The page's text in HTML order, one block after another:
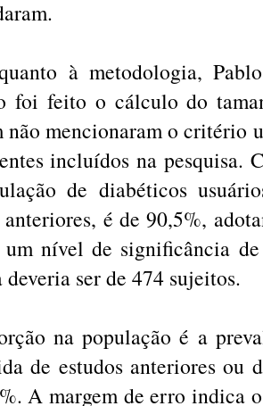
à metodologia,
foi feito o cálculo do
não mencionaram o critério
incluídos na pesquisa.
de diabéticos
anteriores, é de 90,5%,
nível de significância
deveria ser de 474 sujeitos.
na população é a
de estudos anteriores ou
A margem de erro indica